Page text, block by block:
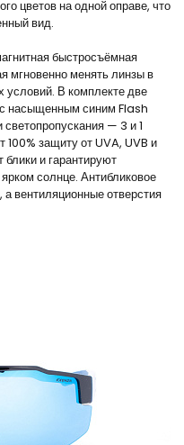
цветов на одной оправе, что
вид.
быстросъёмная
мгновенно менять линзы в
условий. В комплекте две
насыщенным синим Flash
— 3 и 1
100% защиту от UVA, UVB и
и гарантируют
солнце. Антибликовое
вентиляционные отверстия